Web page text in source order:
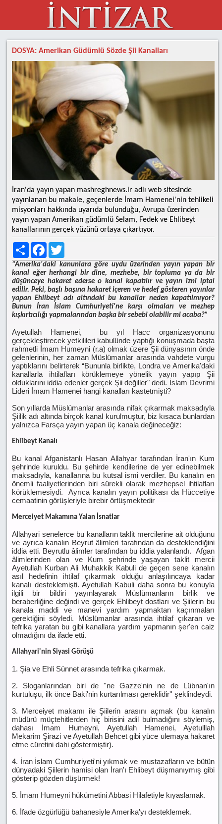
DOSYA: Amerikan Güdümlü Sözde Şii Kanalları
İran'da yayın yapan mashreghnews.ir adlı web sitesinde
yayınlanan bu makale, geçenlerde İmam Hamenei'nin tehlikeli
misyonları hakkında uyarıda bulunduğu, Avrupa üzerinden
yayın yapan Amerikan güdümlü Selam, Fedek ve Ehlibeyt
kanallarının gerçek yüzünü ortaya çıkartıyor.
Share Facebook
“Amerika'daki kanunlara göre uydu üzerinden yayın yapan bir
kanal eğer herhangi bir dine, mezhebe, bir topluma ya da bir
düşünceye hakaret ederse o kanal kapatılır ve yayın izni iptal
edilir. Peki, başlı başına hakaret içeren ve hedef gösteren yayınlar
yapan Ehlibeyt adı altındaki bu kanallar neden kapatılmıyor?
Bunun İran İslam Cumhuriyeti'ne karşı olmaları ve mezhep
kışkırtıcılığı yapmalarından başka bir sebebi olabilir mi acaba?”
Ayetullah Hamenei, bu yıl Hacc organizasyonunu
gerçekleştirecek yetkilileri kabulünde yaptığı konuşmada başta
rahmetli İmam Humeyni (r.a) olmak üzere Şii dünyasının önde
gelenlerinin, her zaman Müslümanlar arasında vahdete vurgu
yaptıklarını belirterek “Bununla birlikte, Londra ve Amerika'daki
kanallarla ihtilafları körüklemeye yönelik yayın yapıp Şii
olduklarını iddia edenler gerçek Şii değiller" dedi. İslam Devrimi
Lideri İmam Hamenei hangi kanalları kastetmişti?
Son yıllarda Müslümanlar arasında nifak çıkarmak maksadıyla
Şiilik adı altında birçok kanal kurulmuştur, biz kısaca bunlardan
yalnızca Farsça yayın yapan üç kanala değineceğiz:
Ehlibeyt Kanalı
Bu kanal Afganistanlı Hasan Allahyar tarafından İran'ın Kum
şehrinde kuruldu. Bu şehirde kendilerine de yer edinebilmek
maksadıyla, kanallarına bu kutsal ismi verdiler. Bu kanalın en
önemli faaliyetlerinden biri sürekli olarak mezhepsel ihtilafları
körüklemesiydi. Ayrıca kanalın yayın politikası da Hüccetiye
cemaatinin görüşleriyle birebir örtüşmektedir
Merceiyet Makamına Yalan İsnatlar
Allahyari senelerce bu kanalların taklit mercilerine ait olduğunu
ve ayrıca kanalın Beyrut âlimleri tarafından da desteklendiğini
iddia etti. Beyrutlu âlimler tarafından bu iddia yalanlandı. Afgan
âlimlerinden olan ve Kum şehrinde yaşayan taklit mercii
Ayetullah Kurban Ali Muhakkik Kabuli de geçen sene kanalın
asıl hedefinin ihtilaf çıkarmak olduğu anlaşılıncaya kadar
kanalı desteklemişti. Ayetullah Kabuli daha sonra bu konuyla
ilgili bir bildiri yayınlayarak Müslümanların birlik ve
beraberliğine değindi ve gerçek Ehlibeyt dostları ve Şiilerin bu
kanala maddi ve manevi yardım yapmaktan kaçınmaları
gerektiğini söyledi. Müslümanlar arasında ihtilaf çıkaran ve
tefrika yaratan bu gibi kanallara yardım yapmanın şer'en caiz
olmadığını da ifade etti.
Allahyari'nin Siyasi Görüşü
1. Şia ve Ehli Sünnet arasında tefrika çıkarmak.
2. Sloganlarından biri de ''ne Gazze'nin ne de Lübnan'ın
kurtuluşu, ilk önce Baki'nin kurtarılması gereklidir'' şeklindeydi.
3. Merceiyet makamı ile Şiilerin arasını açmak (bu kanalın
müdürü müçtehitlerden hiç birisini adil bulmadığını söylemiş,
dahası İmam Humeyni, Ayetullah Hamenei, Ayetulllah
Mekarim Şirazi ve Ayetullah Behcet gibi yüce ulemaya hakaret
etme cüretini dahi göstermiştir).
4. İran İslam Cumhuriyeti'ni yıkmak ve mustazafların ve bütün
dünyadaki Şiilerin hamisi olan İran'ı Ehlibeyt düşmanıymış gibi
gösterip gözden düşürmek!
5. İmam Humeyni hükümetini Abbasi Hilafetiyle kıyaslamak.
6. İfade özgürlüğü bahanesiyle Amerika'yı desteklemek.